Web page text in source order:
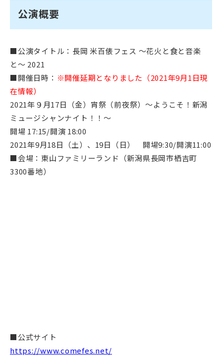
公演概要
■公演タイトル：長岡 米百俵フェス 〜花火と食と音楽
と〜 2021
■開催日時： ※開催延期となりました（2021年9月1日現
在情報）
2021年９月17日（金）宵祭（前夜祭）〜ようこそ！新潟
ミュージシャンナイト！！〜
開場 17:15/開演 18:00
2021年9月18日（土）、19日（日） 開場9:30/開演11:00
■会場：東山ファミリーランド（新潟県長岡市栖吉町
3300番地）
■公式サイト
https://www.comefes.net/